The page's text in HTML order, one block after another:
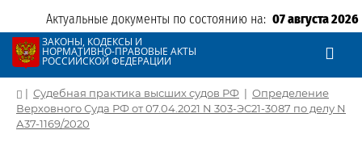
Актуальные документы по состоянию на: 07 августа 2026
ЗАКОНЫ, КОДЕКСЫ И
НОРМАТИВНО-ПРАВОВЫЕ АКТЫ
РОССИЙСКОЙ ФЕДЕРАЦИИ
| Судебная практика высших судов РФ | Определение
Верховного Суда РФ от 07.04.2021 N 303-ЭС21-3087 по делу N
А37-1169/2020